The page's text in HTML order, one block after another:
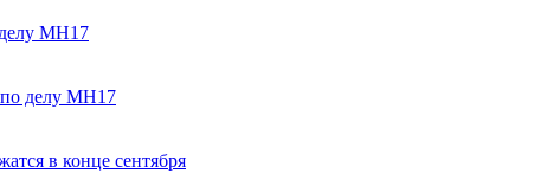
МН17
по делу МН17
в конце сентября